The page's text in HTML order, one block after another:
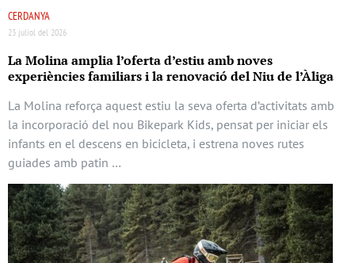
CERDANYA
23 juliol del 2026
La Molina amplia l’oferta d’estiu amb noves
experiències familiars i la renovació del Niu de l’Àliga
La Molina reforça aquest estiu la seva oferta d’activitats amb
la incorporació del nou Bikepark Kids, pensat per iniciar els
infants en el descens en bicicleta, i estrena noves rutes
guiades amb patin …